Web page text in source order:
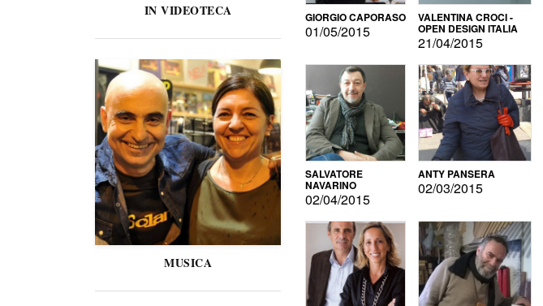
IN VIDEOTECA
MUSICA
GIORGIO CAPORASO
01/05/2015
VALENTINA CROCI -
OPEN DESIGN ITALIA
21/04/2015
SALVATORE
NAVARINO
02/04/2015
ANTY PANSERA
02/03/2015